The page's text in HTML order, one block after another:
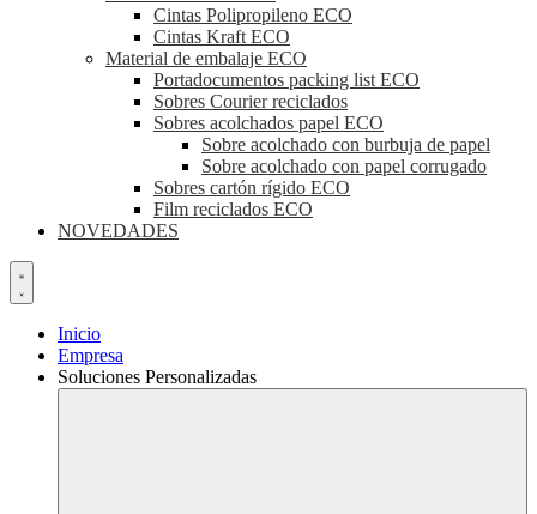
Cintas Polipropileno ECO
Cintas Kraft ECO
Material de embalaje ECO
Portadocumentos packing list ECO
Sobres Courier reciclados
Sobres acolchados papel ECO
Sobre acolchado con burbuja de papel
Sobre acolchado con papel corrugado
Sobres cartón rígido ECO
Film reciclados ECO
NOVEDADES
Inicio
Empresa
Soluciones Personalizadas